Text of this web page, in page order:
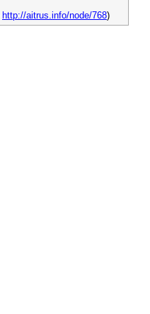
http://aitrus.info/node/768)